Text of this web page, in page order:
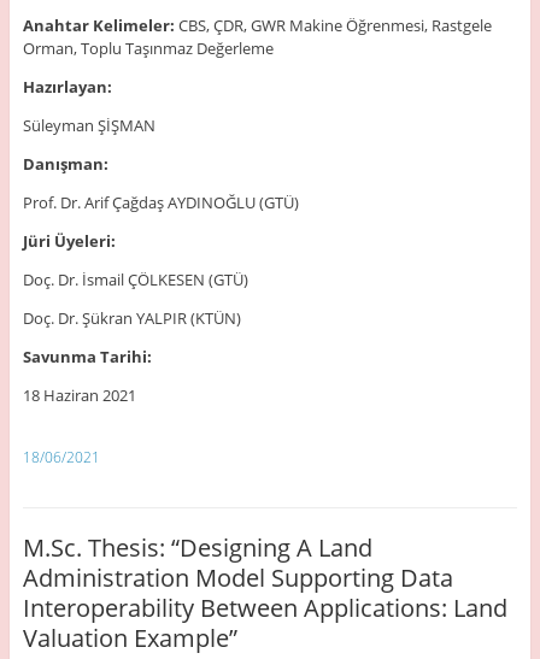
Anahtar Kelimeler: CBS, ÇDR, GWR Makine Öğrenmesi, Rastgele
Orman, Toplu Taşınmaz Değerleme
Hazırlayan:
Süleyman ŞİŞMAN
Danışman:
Prof. Dr. Arif Çağdaş AYDINOĞLU (GTÜ)
Jüri Üyeleri:
Doç. Dr. İsmail ÇÖLKESEN (GTÜ)
Doç. Dr. Şükran YALPIR (KTÜN)
Savunma Tarihi:
18 Haziran 2021
18/06/2021
M.Sc. Thesis: “Designing A Land
Administration Model Supporting Data
Interoperability Between Applications: Land
Valuation Example”